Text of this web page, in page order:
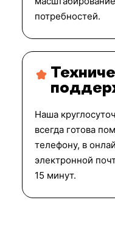
потребностей.
Наша
всегда готова
телефону, в
электронной
15 минут.